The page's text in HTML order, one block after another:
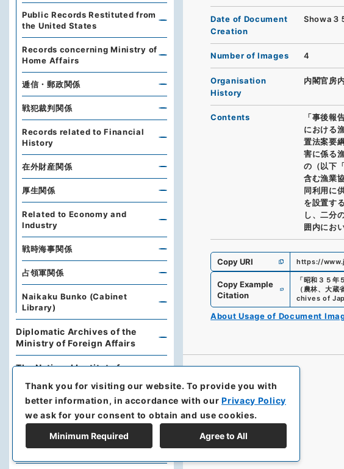
Date of Document
Creation
Showa３
Number of Images 4
Organisation
History
内閣官房
Contents
「事後報
における
置法案要
害に係る
の（以下
含む漁業
同利用に
を設置す
し、二分
囲内にお
Copy URI https://
Copy Example
Citation
「昭和３５年
（農林、大蔵
chives of
About Usage of Document
Public Records Restituted from
the United States
Records concerning Ministry of
Home Affairs
逓信・郵政関係
戦犯裁判関係
Records related to Financial
History
在外財産関係
厚生関係
Related to Economy and
Industry
戦時海事関係
占領軍関係
Naikaku Bunko (Cabinet
Library)
Diplomatic Archives of the
Ministry of Foreign Affairs
The National Institute for
Defense
University of the Ryukyus
Library
Hokkaido Prefectural Library
Thank you for visiting our website.To provide you with
better information, in accordance with ourPrivacy Policy
we ask for your consent to obtain and use cookies.
Minimum Required Agree to All